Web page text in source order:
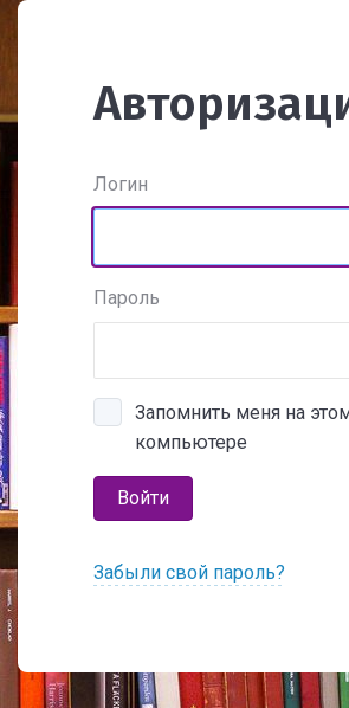
Логин
Пароль
Запомнить меня на
компьютере
Войти
Забыли свой пароль?